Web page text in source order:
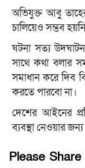
অভিযুক্ত আবু
চালিয়েও সম্ভব
ঘটনা সত্য
সাথে কথা বলার
সমাধান করে দিব
করতে পারবো না।
দেশের আইনের
ব্যবস্থা নেওয়ার
Please